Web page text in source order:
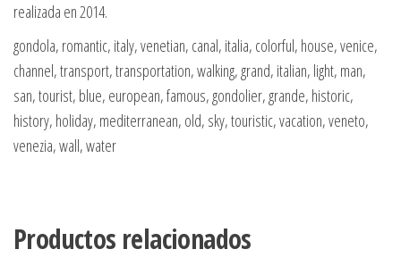
realizada en 2014.
gondola, romantic, italy, venetian, canal, italia, colorful, house, venice,
channel, transport, transportation, walking, grand, italian, light, man,
san, tourist, blue, european, famous, gondolier, grande, historic,
history, holiday, mediterranean, old, sky, touristic, vacation, veneto,
venezia, wall, water
Productos relacionados